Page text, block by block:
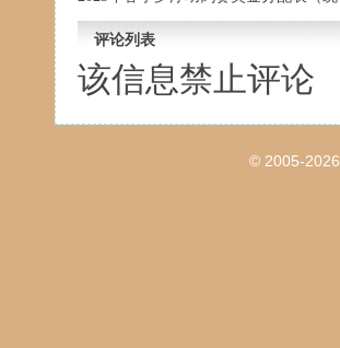
评论列表
该信息禁止评论
© 2005-2026